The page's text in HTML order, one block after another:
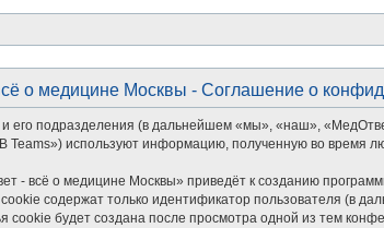
о медицине Москвы - Соглашение о
его подразделения (в дальнейшем «мы», «наш»,
Teams») используют информацию, полученную во время
всё о медицине Москвы» приведёт к созданию
содержат только идентификатор пользователя (в
будет создана после просмотра одной из тем